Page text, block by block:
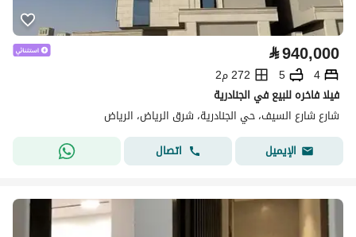
⃁940,000
4
5
272 م2
فيلا فاخره للبيع في الجنادرية
شارع شارع السيف، حي الجنادرية، شرق الرياض، الرياض
الإيميل
اتصال